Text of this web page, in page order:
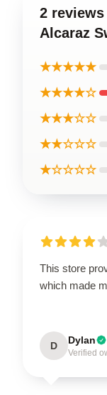
2
Alcaraz
★★★★★
★★★★☆
★★★☆☆
★★☆☆☆
★☆☆☆☆
This store
which made
D Dylan
Verified